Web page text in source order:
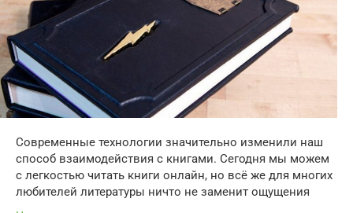
Современные технологии значительно изменили наш
способ взаимодействия с книгами. Сегодня мы можем
с легкостью читать книги онлайн, но всё же для многих
любителей литературы ничто не заменит ощущения